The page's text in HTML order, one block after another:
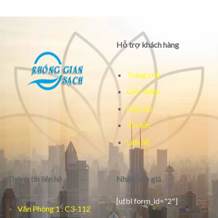
Hỗ trợ khách hàng
Trang chủ
Giới thiệu
Dịch vụ
Tin tức
Liên hệ
Thông tin liên hệ
Văn Phòng 1 : C3-112
Nhận báo giá
[ufbl form_id="2"]